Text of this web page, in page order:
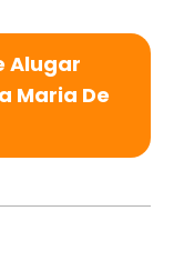
Alugar
Maria De